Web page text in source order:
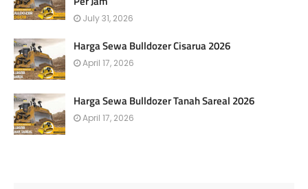
July 31, 2026
Harga Sewa Bulldozer Cisarua 2026
April 17, 2026
Harga Sewa Bulldozer Tanah Sareal 2026
April 17, 2026